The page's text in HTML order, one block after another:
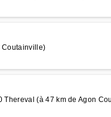
Coutainville)
Thereval (à 47 km de Agon